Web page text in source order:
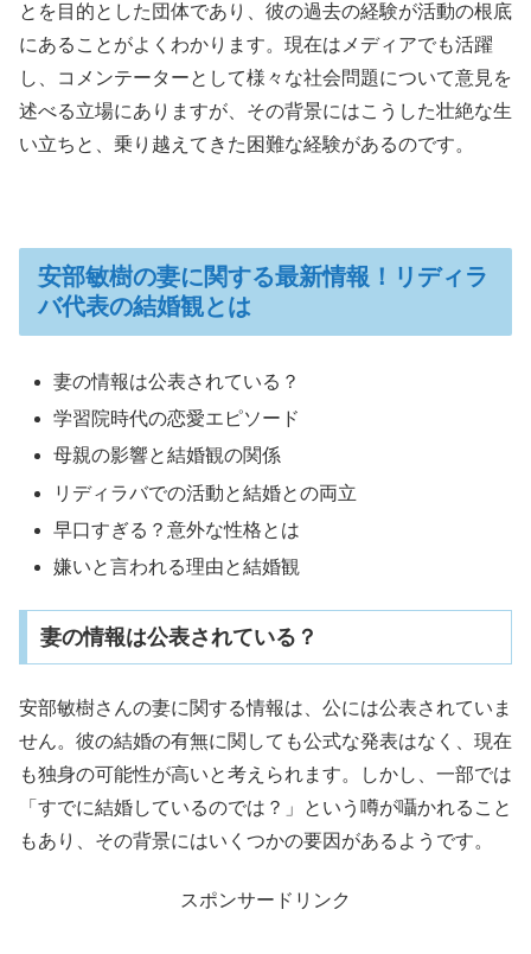
とを目的とした団体であり、彼の過去の経験が活動の根底
にあることがよくわかります。現在はメディアでも活躍
し、コメンテーターとして様々な社会問題について意見を
述べる立場にありますが、その背景にはこうした壮絶な生
い立ちと、乗り越えてきた困難な経験があるのです。
安部敏樹の妻に関する最新情報！リディラ
バ代表の結婚観とは
妻の情報は公表されている？
学習院時代の恋愛エピソード
母親の影響と結婚観の関係
リディラバでの活動と結婚との両立
早口すぎる？意外な性格とは
嫌いと言われる理由と結婚観
妻の情報は公表されている？
安部敏樹さんの妻に関する情報は、公には公表されていま
せん。彼の結婚の有無に関しても公式な発表はなく、現在
も独身の可能性が高いと考えられます。しかし、一部では
「すでに結婚しているのでは？」という噂が囁かれること
もあり、その背景にはいくつかの要因があるようです。
スポンサードリンク